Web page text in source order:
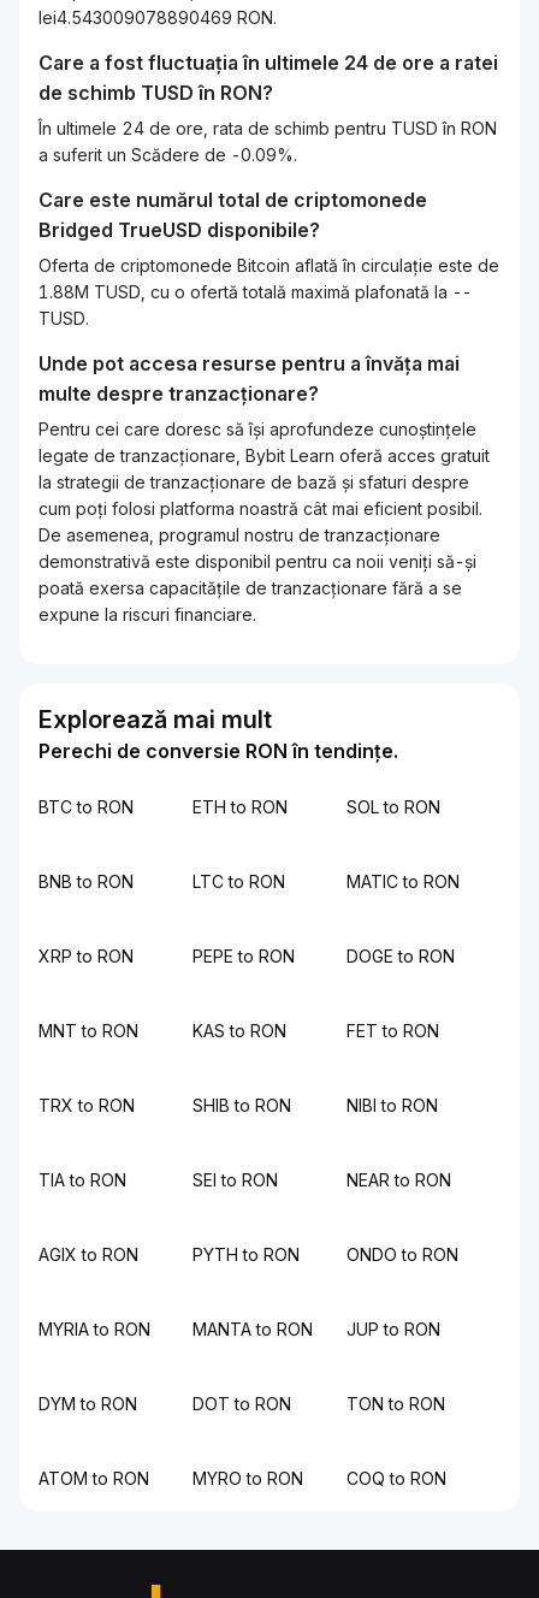
lei4.543009078890469 RON.
Care a fost fluctuația în ultimele 24 de ore a ratei
de schimb TUSD în RON?
În ultimele 24 de ore, rata de schimb pentru TUSD în RON
a suferit un Scădere de -0.09%.
Care este numărul total de criptomonede
Bridged TrueUSD disponibile?
Oferta de criptomonede Bitcoin aflată în circulație este de
1.88M TUSD, cu o ofertă totală maximă plafonată la --
TUSD.
Unde pot accesa resurse pentru a învăța mai
multe despre tranzacționare?
Pentru cei care doresc să își aprofundeze cunoștințele
legate de tranzacționare, Bybit Learn oferă acces gratuit
la strategii de tranzacționare de bază și sfaturi despre
cum poți folosi platforma noastră cât mai eficient posibil.
De asemenea, programul nostru de tranzacționare
demonstrativă este disponibil pentru ca noii veniți să-și
poată exersa capacitățile de tranzacționare fără a se
expune la riscuri financiare.
Explorează mai mult
Perechi de conversie RON în tendințe.
BTC to RON ETH to RON SOL to RON
BNB to RON LTC to RON MATIC to RON
XRP to RON PEPE to RON DOGE to RON
MNT to RON KAS to RON FET to RON
TRX to RON SHIB to RON NIBI to RON
TIA to RON SEI to RON NEAR to RON
AGIX to RON PYTH to RON ONDO to RON
MYRIA to RON MANTA to RON JUP to RON
DYM to RON DOT to RON TON to RON
ATOM to RON MYRO to RON COQ to RON